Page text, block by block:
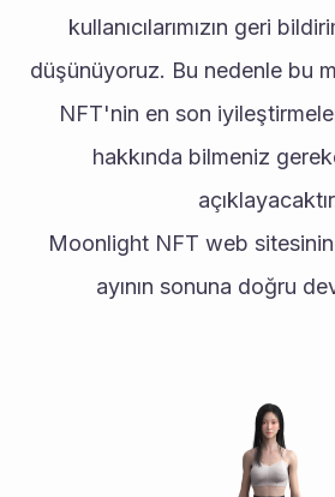
kullanıcılarımızın geri
düşünüyoruz. Bu nedenle bu
NFT'nin en son
hakkında bilmeniz
Moonlight NFT web sitesinin
ayının sonuna doğru